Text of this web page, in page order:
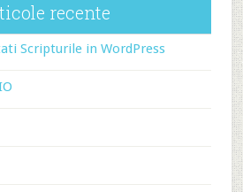
recente
Scripturile in WordPress